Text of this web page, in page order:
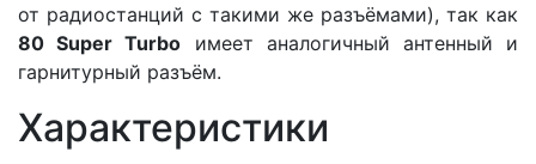
от радиостанций с такими же разъёмами), так как
80 Super Turbo имеет аналогичный антенный и
гарнитурный разъём.
Характеристики